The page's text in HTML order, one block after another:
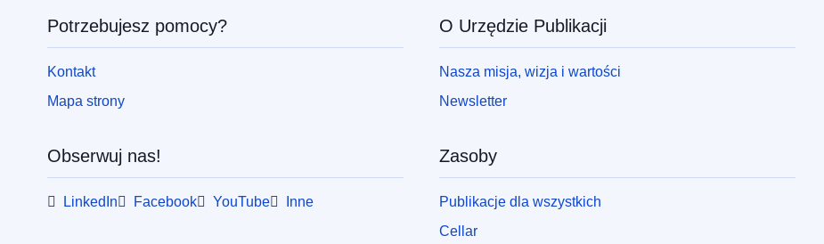
Potrzebujesz pomocy?
Kontakt
Mapa strony
Obserwuj nas!
LinkedIn Facebook YouTube Inne
O Urzędzie Publikacji
Nasza misja, wizja i wartości
Newsletter
Zasoby
Publikacje dla wszystkich
Cellar